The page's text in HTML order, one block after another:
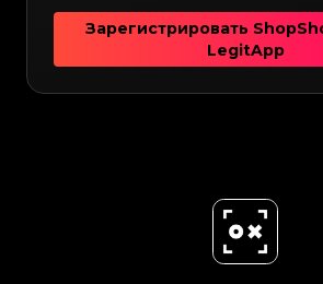
Зарегистрировать
LegitApp